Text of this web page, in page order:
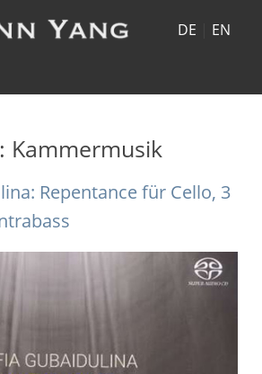
DE EN
Kammermusik
Repentance für Cello, 3